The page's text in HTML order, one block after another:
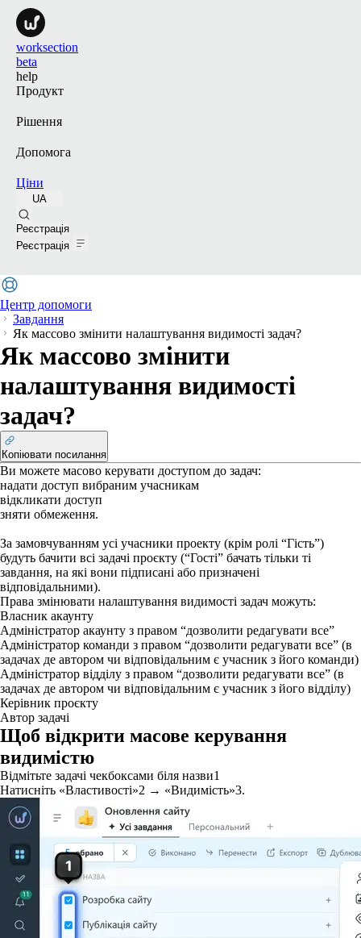
worksection
beta
help
Продукт
Рішення
Допомога
Ціни
UA
Реєстрація
Реєстрація
Центр допомоги
Завдання
Як массово змінити налаштування видимості задач?
Як массово змінити
налаштування видимості
задач?
Копіювати посилання
Ви можете масово керувати доступом до задач:
надати доступ вибраним учасникам
відкликати доступ
зняти обмеження.
За замовчуванням усі учасники проекту (крім ролі ​“Гість”)
будуть бачити всі задачі проєкту (“Гості” бачать тільки ті
завдання, на які вони підписані або призначені
відповідальними).
Права змінювати налаштування видимості задач можуть:
Власник акаунту
Адміністратор акаунту з правом “дозволити редагувати все”
Адміністратор команди з правом “дозволити редагувати все” (в
задачах де автором чи відповідальним є учасник з його команди)
Адміністратор відділу з правом “дозволити редагувати все” (в
задачах де автором чи відповідальним є учасник з його відділу)
Керівник проєкту
Автор задачі
Щоб відкрити масове керування
видимістю
Відмітьте задачі чекбоксами біля назви1
Натисніть «Властивості»2 → «Видимість»3.